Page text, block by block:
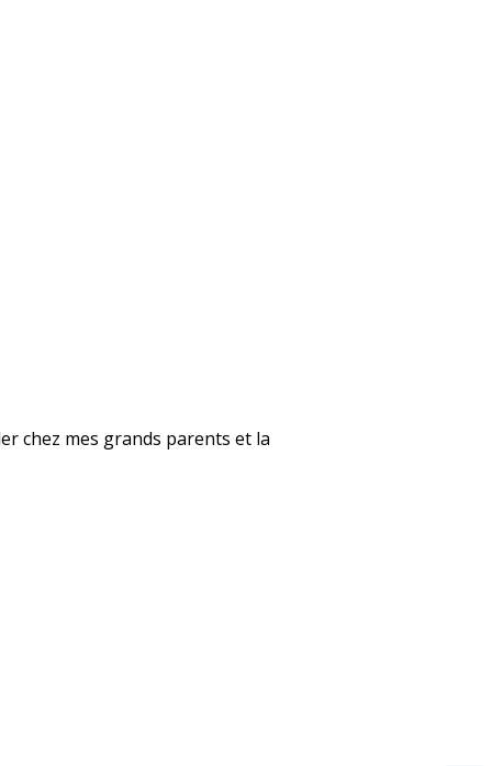
chez mes grands parents et la